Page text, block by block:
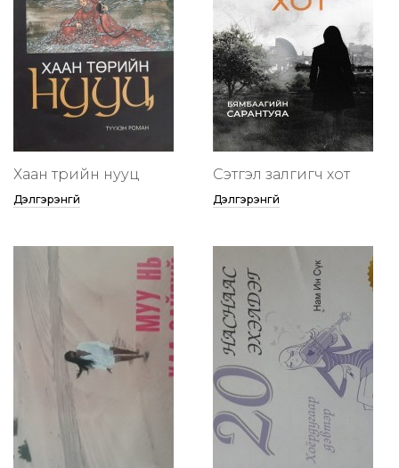
Хаан төрийн нууц
Дэлгэрэнгүй
Сэтгэл залгигч хот
Дэлгэрэнгүй